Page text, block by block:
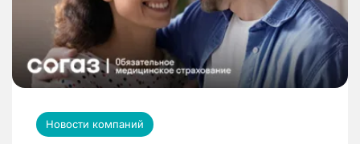
Новости компаний